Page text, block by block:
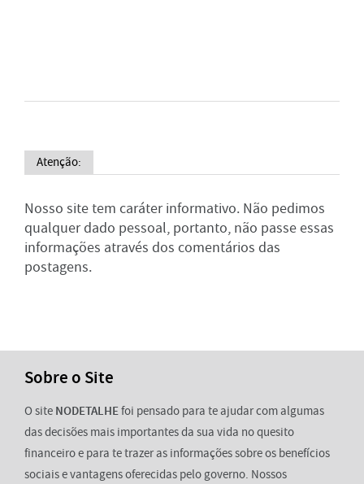
Atenção:
Nosso site tem caráter informativo. Não pedimos
qualquer dado pessoal, portanto, não passe essas
informações através dos comentários das
postagens.
Sobre o Site
O site NODETALHEfoi pensado para te ajudar com algumas
das decisões mais importantes da sua vida no quesito
financeiro e para te trazer as informações sobre os benefícios
sociais e vantagens oferecidas pelo governo. Nossos